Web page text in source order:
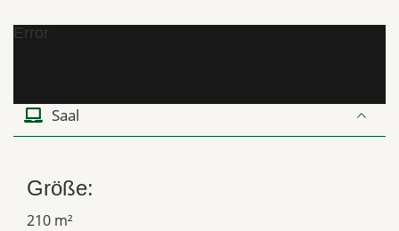
Error
Saal
Größe:
210 m²